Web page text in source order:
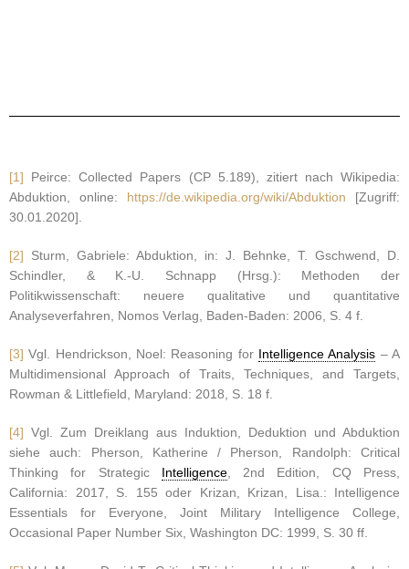
[1] Peirce: Collected Papers (CP 5.189), zitiert nach Wikipedia:
Abduktion, online: https://de.wikipedia.org/wiki/Abduktion [Zugriff:
30.01.2020].
[2] Sturm, Gabriele: Abduktion, in: J. Behnke, T. Gschwend, D.
Schindler, & K.-U. Schnapp (Hrsg.): Methoden der
Politikwissenschaft: neuere qualitative und quantitative
Analyseverfahren, Nomos Verlag, Baden-Baden: 2006, S. 4 f.
[3] Vgl. Hendrickson, Noel: Reasoning for Intelligence Analysis – A
Multidimensional Approach of Traits, Techniques, and Targets,
Rowman & Littlefield, Maryland: 2018, S. 18 f.
[4] Vgl. Zum Dreiklang aus Induktion, Deduktion und Abduktion
siehe auch: Pherson, Katherine / Pherson, Randolph: Critical
Thinking for Strategic Intelligence, 2nd Edition, CQ Press,
California: 2017, S. 155 oder Krizan, Krizan, Lisa.: Intelligence
Essentials for Everyone, Joint Military Intelligence College,
Occasional Paper Number Six, Washington DC: 1999, S. 30 ff.